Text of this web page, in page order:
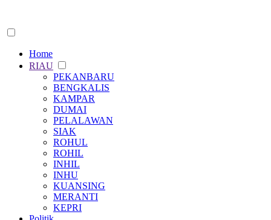
Home
RIAU
PEKANBARU
BENGKALIS
KAMPAR
DUMAI
PELALAWAN
SIAK
ROHUL
ROHIL
INHIL
INHU
KUANSING
MERANTI
KEPRI